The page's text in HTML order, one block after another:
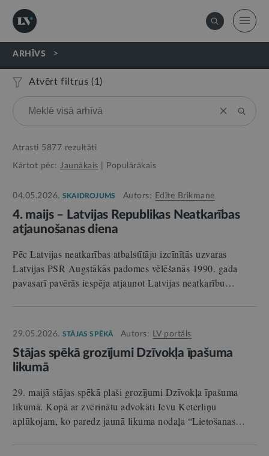
ARHĪVS >
Atvērt filtrus (1 )
Atrasti 5877 rezultāti
Kārtot pēc: Jaunākais Populārākais
04.05.2026. SKAIDROJUMS Autors: Edīte Brikmane
4. maijs – Latvijas Republikas Neatkarības
atjaunošanas diena
Pēc Latvijas neatkarības atbalstītāju izcīnītās uzvaras
Latvijas PSR Augstākās padomes vēlēšanās 1990. gada
pavasarī pavērās iespēja atjaunot Latvijas neatkarību…
29.05.2026. STĀJAS SPĒKĀ Autors: LV portāls
Stājas spēkā grozījumi Dzīvokļa īpašuma
likumā
29. maijā stājas spēkā plaši grozījumi Dzīvokļa īpašuma
likumā. Kopā ar zvērinātu advokāti Ievu Keterliņu
aplūkojam, ko paredz jaunā likuma nodaļa “Lietošanas…